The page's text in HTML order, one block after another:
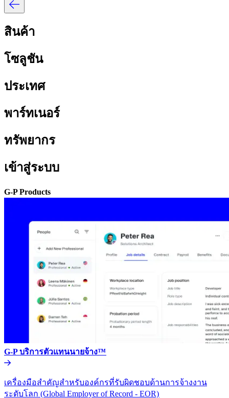
สินค้า​​
โซลูชัน​​
ประเทศ​​
พาร์ทเนอร์​​
ทรัพยากร​​
เข้าสู่ระบบ​​
G-P Products​​
G-P บริการตัวแทนนายจ้าง™​​
เครื่องมือสำคัญสำหรับองค์กรที่รับผิดชอบด้านการจ้างงาน
ระดับโลก (Global Employer of Record - EOR)​​